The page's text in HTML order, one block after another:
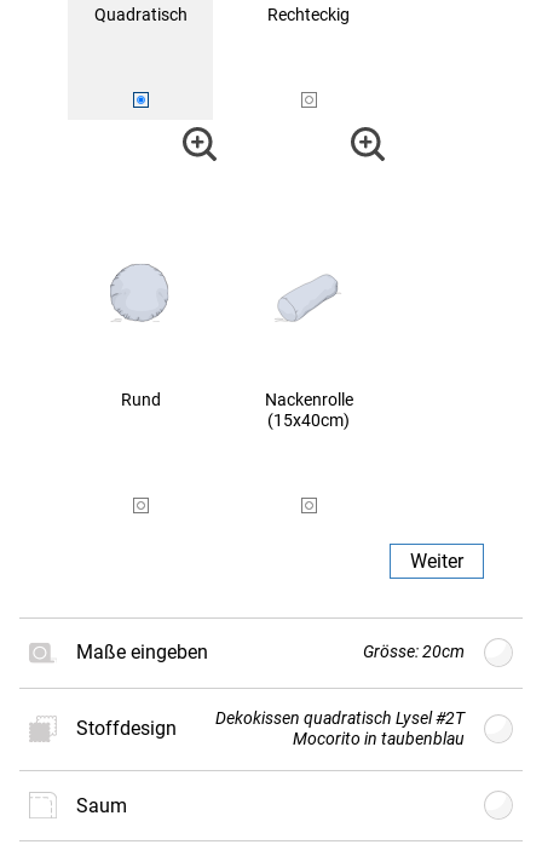
Quadratisch Rechteckig
Rund
Nackenrolle
(15x40cm)
Weiter
Maße eingeben Grösse: 20cm
G Größe
(min. 20cm - max.
Stoffdesign
Dekokissen quadratisch Lysel #2T
Mocorito in taubenblau
Saum